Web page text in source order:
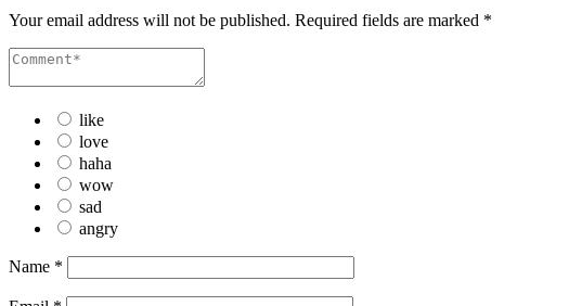
Your email address will not be published. Required fields are marked *
like
love
haha
wow
sad
angry
Name *